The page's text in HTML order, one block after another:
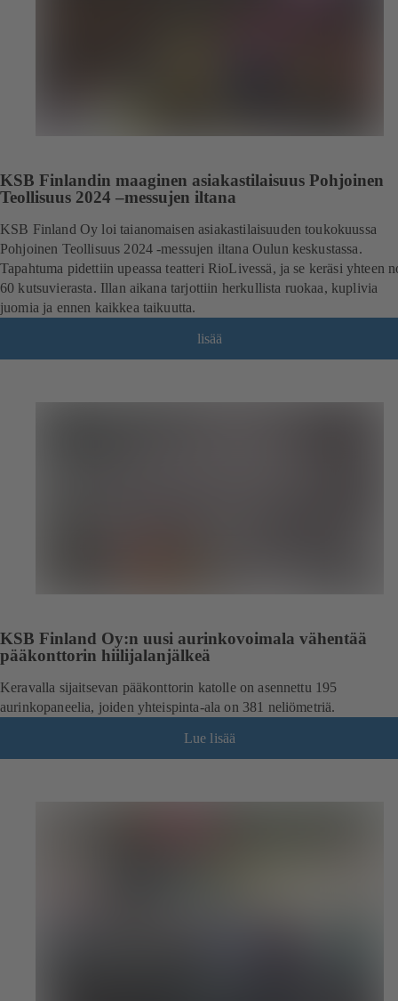
KSB Finlandin maaginen asiakastilaisuus Pohjoinen
Teollisuus 2024 –messujen iltana
KSB Finland Oy loi taianomaisen asiakastilaisuuden toukokuussa
Pohjoinen Teollisuus 2024 -messujen iltana Oulun keskustassa.
Tapahtuma pidettiin upeassa teatteri RioLivessä, ja se keräsi yhteen
60 kutsuvierasta. Illan aikana tarjottiin herkullista ruokaa, kuplivia
juomia ja ennen kaikkea taikuutta.
lisää
KSB Finland Oy:n uusi aurinkovoimala vähentää
pääkonttorin hiilijalanjälkeä
Keravalla sijaitsevan pääkonttorin katolle on asennettu 195
aurinkopaneelia, joiden yhteispinta-ala on 381 neliömetriä.
Lue lisää